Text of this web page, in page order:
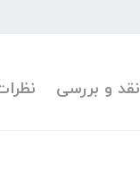
نقد و بررسی